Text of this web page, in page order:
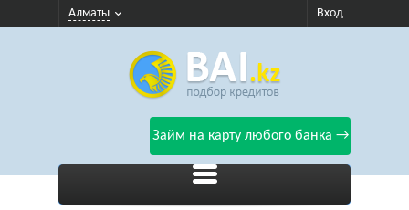
Алматы Вход
Займ на карту любого банка →